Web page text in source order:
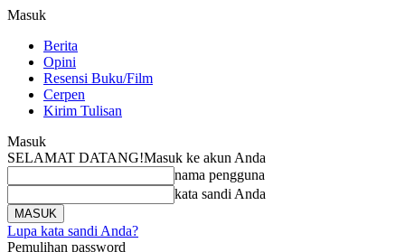
Masuk
Berita
Opini
Resensi Buku/Film
Cerpen
Kirim Tulisan
Masuk
SELAMAT DATANG!Masuk ke akun Anda
nama pengguna
kata sandi Anda
Lupa kata sandi Anda?
Pemulihan password